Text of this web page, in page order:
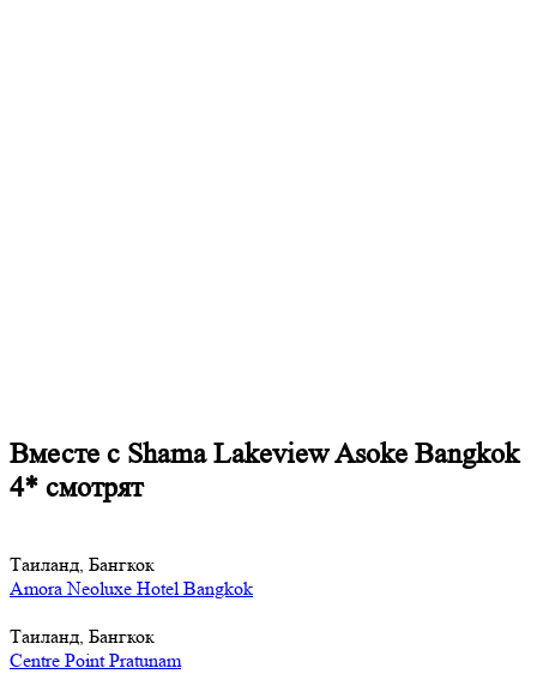
Вместе с Shama Lakeview Asoke Bangkok
4* смотрят
Таиланд, Бангкок
Amora Neoluxe Hotel Bangkok
Таиланд, Бангкок
Centre Point Pratunam